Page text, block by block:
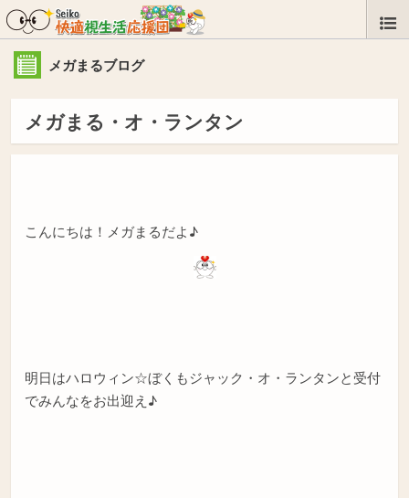
メガまるブログ
メガまる・オ・ランタン
こんにちは！メガまるだよ♪
明日はハロウィン☆ぼくもジャック・オ・ランタンと受付
でみんなをお出迎え♪